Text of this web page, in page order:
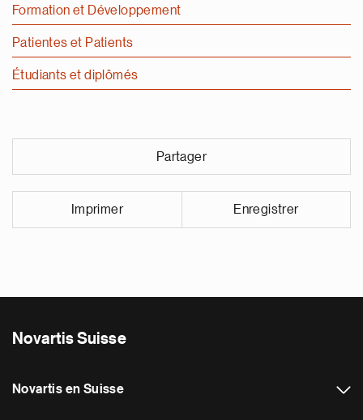
Formation et Développement
Patientes et Patients
Étudiants et diplômés
Partager
Imprimer Enregistrer
Novartis Suisse
Novartis en Suisse